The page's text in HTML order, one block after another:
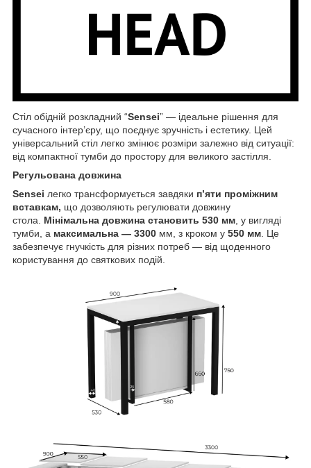
Стіл обідній розкладний “Sensei” — ідеальне рішення для
сучасного інтер’єру, що поєднує зручність і естетику. Цей
універсальний стіл легко змінює розміри залежно від ситуації:
від компактної тумби до простору для великого застілля.
Регульована довжина
Sensei легко трансформується завдяки п’яти проміжним
вставкам, що дозволяють регулювати довжину
стола. Мінімальна довжина становить 530 мм , у вигляді
тумби, а максимальна — 3300 мм, з кроком у 550 мм . Це
забезпечує гнучкість для різних потреб — від щоденного
користування до святкових подій.